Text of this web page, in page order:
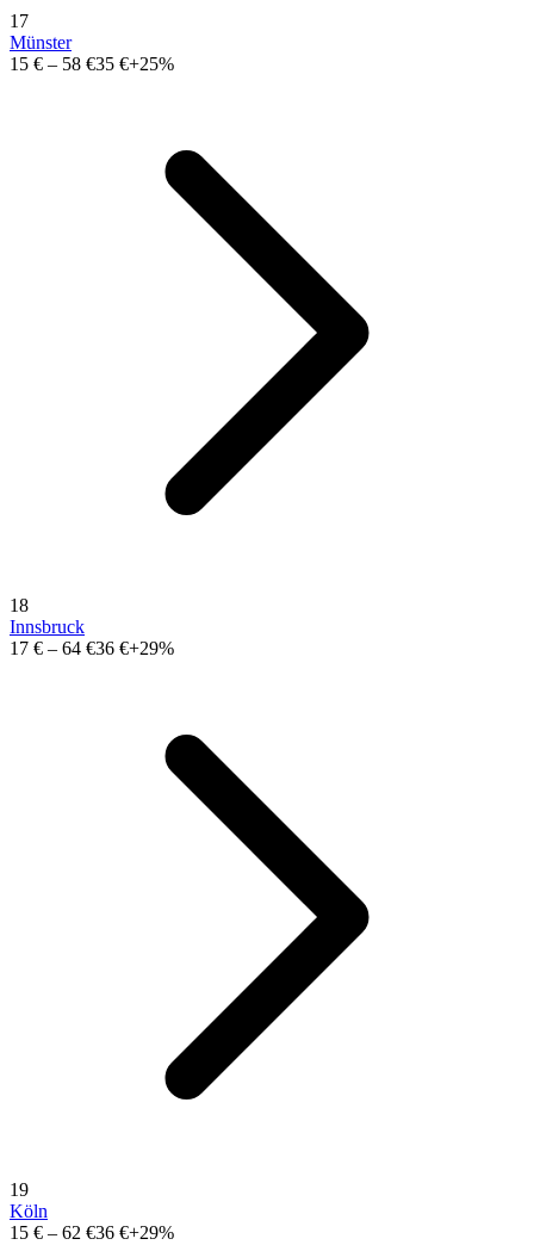
17
Münster
15 € – 58 €35 €+25%
18
Innsbruck
17 € – 64 €36 €+29%
19
Köln
15 € – 62 €36 €+29%